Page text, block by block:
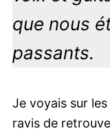
que nous
passants.
Je voyais sur
ravis de